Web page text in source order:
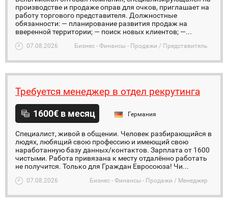
производстве и продаже оправ для очков, приглашает на
работу торгового представителя. Должностные
обязанности: — планирование развития продаж на
вверенной территории; — поиск новых клиентов; —...
07.08.2026 Бизнес - Финансы - Продажи / Представитель
Требуется менеджер в отдел рекрутинга
1600€ в месяц Германия
Специалист, живой в общении. Человек разбирающийся в
людях, любящий свою профессию и имеющий свою
наработанную базу данных/контактов. Зарплата от 1600
чистыми. Работа привязана к месту отдалённо работать
не получится. Только для Граждан Евросоюза! Чи...
07.08.2026 Бизнес - Финансы - Продажи / Менеджер